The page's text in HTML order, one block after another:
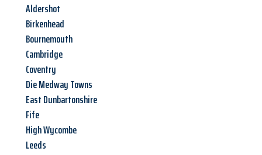
Aldershot
Birkenhead
Bournemouth
Cambridge
Coventry
Die Medway Towns
East Dunbartonshire
Fife
High Wycombe
Leeds